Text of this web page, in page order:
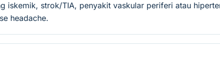
iskemik, strok/TIA, penyakit vaskular periferi atau
headache.